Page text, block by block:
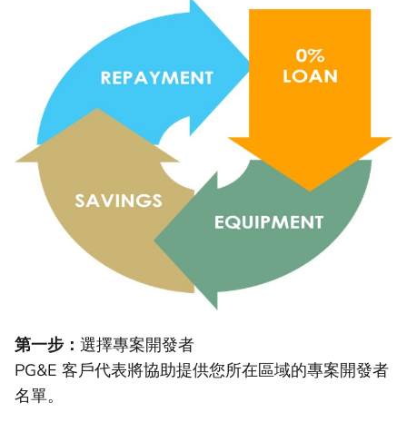
第一步： 選擇專案開發者
PG&E 客戶代表將協助提供您所在區域的專案開發者
名單。